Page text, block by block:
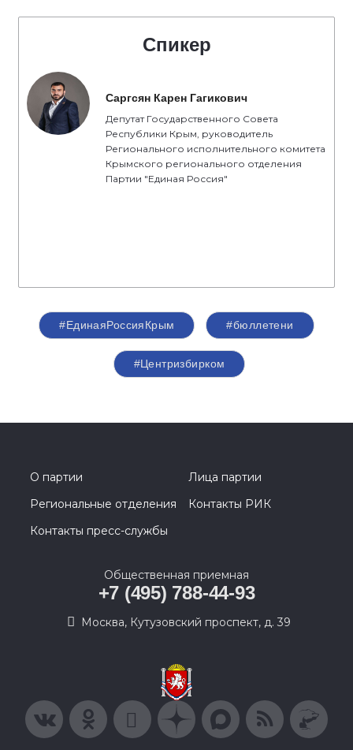
Спикер
Саргсян Карен Гагикович
Депутат Государственного Совета
Республики Крым, руководитель
Регионального исполнительного комитета
Крымского регионального отделения
Партии "Единая Россия"
#ЕдинаяРоссияКрым #бюллетени
#Центризбирком
О партии
Лица партии
Региональные отделения
Контакты РИК
Контакты пресс-службы
Общественная приемная
+7 (495) 788-44-93
Москва, Кутузовский проспект, д. 39